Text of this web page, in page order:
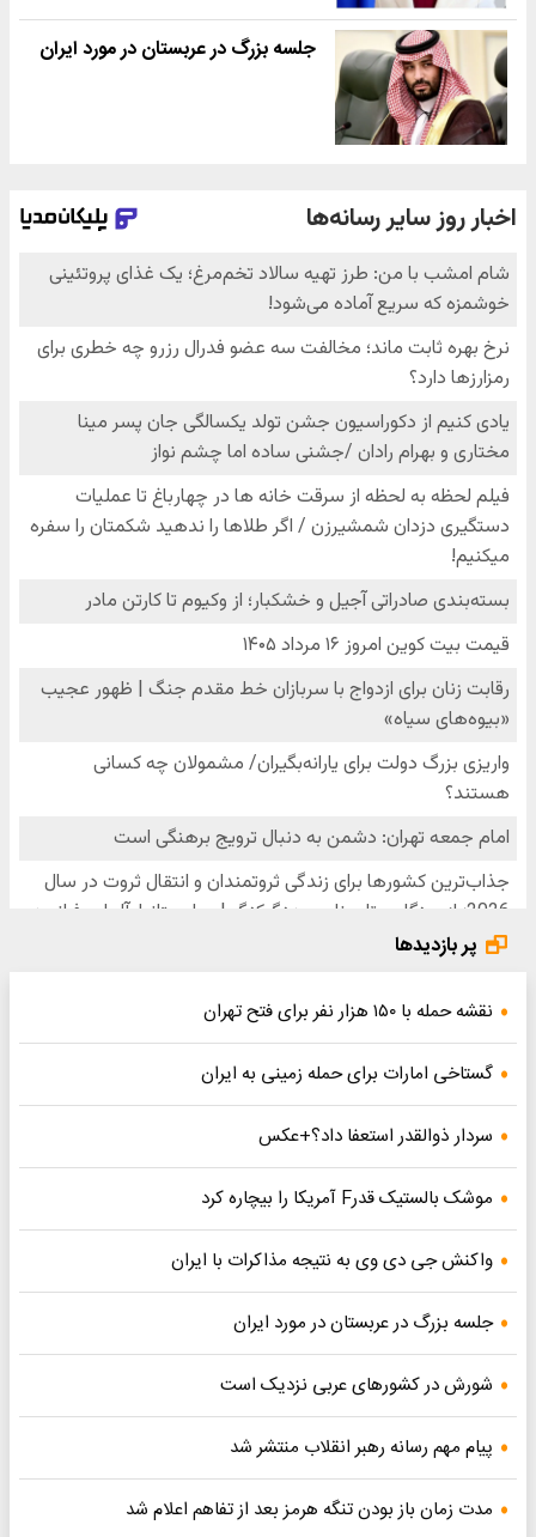
جلسه بزرگ در عربستان در مورد ایران
پر بازدیدها
نقشه حمله با ۱۵۰ هزار نفر برای فتح تهران
گستاخی امارات برای حمله زمینی به ایران
سردار ذوالقدر استعفا داد؟+عکس
موشک بالستیک قدرF آمریکا را بیچاره کرد
واکنش جی دی وی به نتیجه مذاکرات با ایران
جلسه بزرگ در عربستان در مورد ایران
شورش در کشورهای عربی نزدیک است
پیام مهم رسانه رهبر انقلاب منتشر شد
مدت زمان باز بودن تنگه هرمز بعد از تفاهم اعلام شد